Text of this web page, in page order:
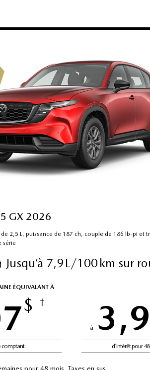
GX 2026
de 2,5 L, puissance de 187 ch, couple de 186 lb-pi et
série
Jusqu’à 7,9 L/100 km sur
ÉQUIVALANT À
$ †
comptant.
à
d'intérêt pour